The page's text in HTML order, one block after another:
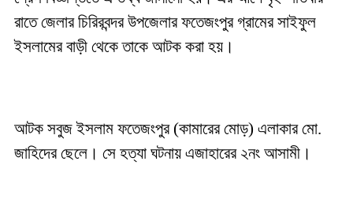
রাতে জেলার চিরিরবন্দর উপজেলার ফতেজংপুর গ্রামের সাইফুল
ইসলামের বাড়ী থেকে তাকে আটক করা হয়।
আটক সবুজ ইসলাম ফতেজংপুর (কামারের মোড়) এলাকার মো.
জাহিদের ছেলে। সে হত্যা ঘটনায় এজাহারের ২নং আসামী।